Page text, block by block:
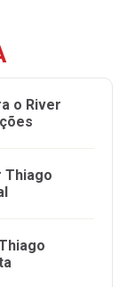
o River
Thiago